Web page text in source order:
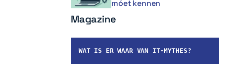
móet kennen
Magazine
WAT IS ER WAAR VAN IT-MYTHES?